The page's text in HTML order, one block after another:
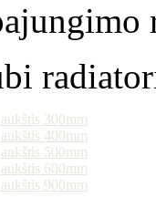
300mm
400mm
500mm
600mm
900mm